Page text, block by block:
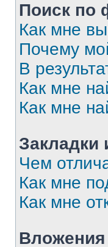
Поиск по
Как мне
Почему
В
Как мне
Как мне
Закладки
Чем
Как мне
Как мне
Вложения